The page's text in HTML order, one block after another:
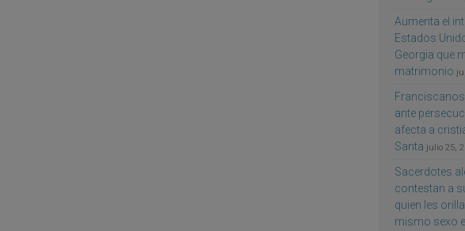
Aumenta el
Estados
Georgia que
matrimonio
ante
afecta a
Santa julio 25,
Sacerdotes
contestan a
quien les
mismo sexo